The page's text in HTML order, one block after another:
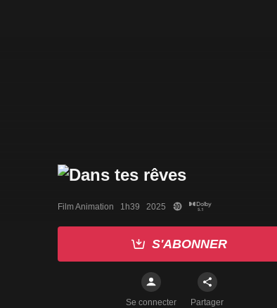
Film Animation   1h39   2025
S'ABONNER
Se connecter Partager